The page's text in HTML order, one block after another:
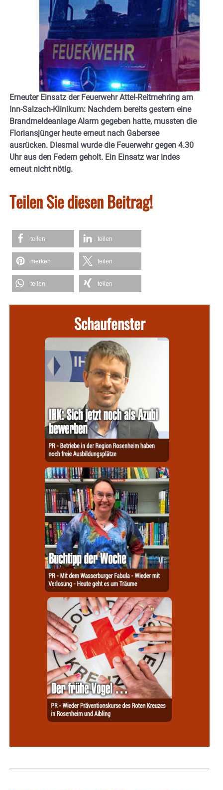
Erneuter Einsatz der Feuerwehr Attel-Reitmehring am
Inn-Salzach-Klinikum: Nachdem bereits gestern eine
Brandmeldeanlage Alarm gegeben hatte, mussten die
Floriansjünger heute erneut nach Gabersee
ausrücken. Diesmal wurde die Feuerwehr gegen 4.30
Uhr aus den Federn geholt. Ein Einsatz war indes
erneut nicht nötig.
Teilen Sie diesen Beitrag!
teilen teilen
merken teilen
teilen teilen
Schaufenster